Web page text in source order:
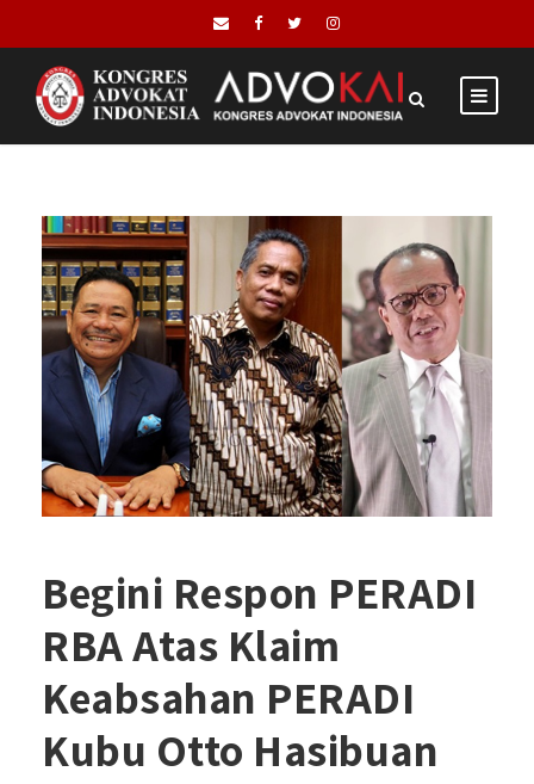
Begini Respon PERADI
RBA Atas Klaim
Keabsahan PERADI
Kubu Otto Hasibuan